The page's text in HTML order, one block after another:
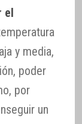
el
y media,
poder
por
un